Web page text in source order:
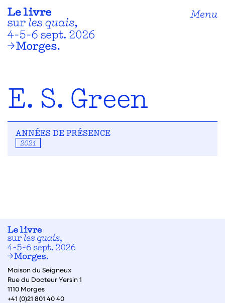
Menu
E. S. Green
ANNÉES DE PRÉSENCE
2021
Maison du Seigneux
Rue du Docteur Yersin 1
1110 Morges
+41 (0)21 801 40 40